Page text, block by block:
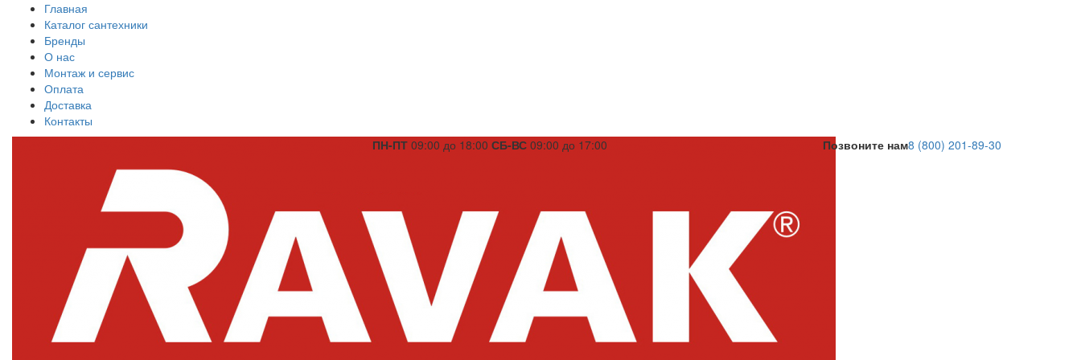
Главная
Каталог сантехники
Бренды
О нас
Монтаж и сервис
Оплата
Доставка
Контакты
ПН-ПТ 09:00 до 18:00 СБ-ВС 09:00 до 17:00 Позвоните нам8 (800) 201-89-30